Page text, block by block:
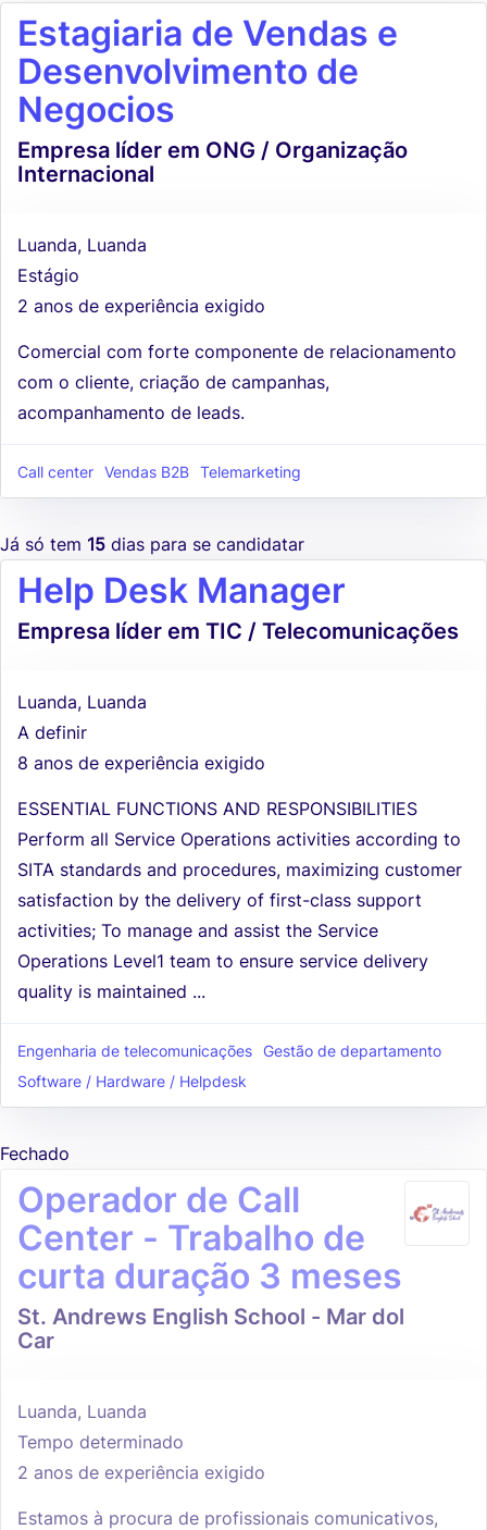
Estagiaria de Vendas e
Desenvolvimento de
Negocios
Empresa líder em ONG / Organização
Internacional
Luanda, Luanda
Estágio
2 anos de experiência exigido
Comercial com forte componente de relacionamento
com o cliente, criação de campanhas,
acompanhamento de leads.
Call center Vendas B2B Telemarketing
Já só tem 15 dias para se candidatar
Help Desk Manager
Empresa líder em TIC / Telecomunicações
Luanda, Luanda
A definir
8 anos de experiência exigido
ESSENTIAL FUNCTIONS AND RESPONSIBILITIES
Perform all Service Operations activities according to
SITA standards and procedures, maximizing customer
satisfaction by the delivery of first-class support
activities; To manage and assist the Service
Operations Level1 team to ensure service delivery
quality is maintained ...
Engenharia de telecomunicações
Gestão de departamento
Software / Hardware / Helpdesk
Fechado
Operador de Call
Center - Trabalho de
curta duração 3 meses
St. Andrews English School - Mar dol
Car
Luanda, Luanda
Tempo determinado
2 anos de experiência exigido
Estamos à procura de profissionais comunicativos,